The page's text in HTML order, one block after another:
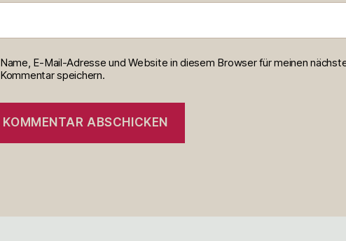
Name, E-Mail-Adresse und Website in diesem Browser für meinen
Kommentar speichern.